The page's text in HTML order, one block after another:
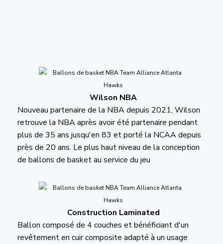
Wilson NBA
Nouveau partenaire de la NBA depuis 2021, Wilson
retrouve la NBA après avoir été partenaire pendant
plus de 35 ans jusqu'en 83 et porté la NCAA depuis
près de 20 ans. Le plus haut niveau de la conception
de ballons de basket au service du jeu
Construction Laminated
Ballon composé de 4 couches et bénéficiant d'un
revêtement en cuir composite adapté à un usage